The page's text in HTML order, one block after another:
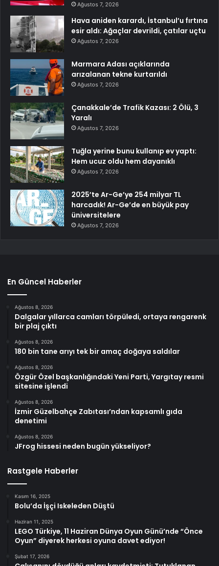
Ağustos 7, 2026
Hava aniden karardı, İstanbul’u fırtına
esir aldı: Ağaçlar devrildi, çatılar uçtu
Ağustos 7, 2026
Marmara Adası açıklarında
arızalanan tekne kurtarıldı
Ağustos 7, 2026
Çanakkale’de Trafik Kazası: 2 Ölü, 3
Yaralı
Ağustos 7, 2026
Tuğla yerine bunu kullanıp ev yaptı:
Hem ucuz oldu hem dayanıklı
Ağustos 7, 2026
2025’te Ar-Ge’ye 254 milyar TL
harcadık! Ar-Ge’de en büyük pay
üniversitelere
Ağustos 7, 2026
En Güncel Haberler
Ağustos 8, 2026
Dalgalar yıllarca camları törpüledi, ortaya rengarenk
bir plaj çıktı
Ağustos 8, 2026
180 bin tane arıyı tek bir amaç doğaya saldılar
Ağustos 8, 2026
Özgür Özel başkanlığındaki Yeni Parti, Yargıtay resmi
sitesine işlendi
Ağustos 8, 2026
İzmir Güzelbahçe Zabıtası’ndan kapsamlı gıda
denetimi
Ağustos 8, 2026
JFrog hissesi neden bugün yükseliyor?
Rastgele Haberler
Kasım 16, 2025
Bolu’da İşçi Iskeleden Düştü
Haziran 11, 2025
LEGO Türkiye, 11 Haziran Dünya Oyun Günü’nde “Önce
Oyun” diyerek herkesi oyuna davet ediyor!
Şubat 17, 2026